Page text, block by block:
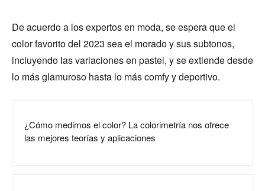
De acuerdo a los expertos en moda, se espera que el
color favorito del 2023 sea el morado y sus subtonos,
incluyendo las variaciones en pastel, y se extiende desde
lo más glamuroso hasta lo más comfy y deportivo.
¿Cómo medimos el color? La colorimetría nos ofrece
las mejores teorías y aplicaciones